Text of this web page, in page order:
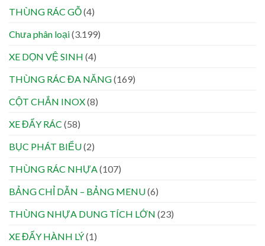
THÙNG RÁC GỖ(4)
Chưa phân loại(3.199)
XE DỌN VỆ SINH (4)
THÙNG RÁC ĐA NĂNG(169)
CỘT CHẮN INOX(8)
XE ĐẨY RÁC (58)
BỤC PHÁT BIỂU(2)
THÙNG RÁC NHỰA (107)
BẢNG CHỈ DẪN – BẢNG MENU(6)
THÙNG NHỰA DUNG TÍCH LỚN (23)
XE ĐẨY HÀNH LÝ(1)